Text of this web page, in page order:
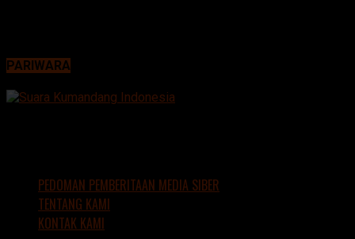
PARIWARA
PEDOMAN PEMBERITAAN MEDIA SIBER
TENTANG KAMI
KONTAK KAMI